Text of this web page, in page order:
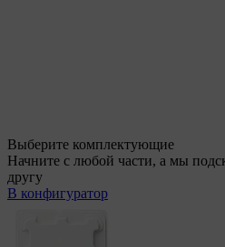
Выберите комплектующие
Начните с любой части, а мы
другу
В конфигуратор